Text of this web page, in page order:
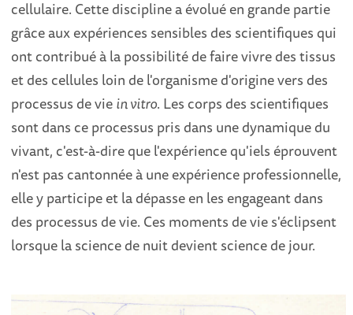
cellulaire. Cette discipline a évolué en grande partie
grâce aux expériences sensibles des scientifiques qui
ont contribué à la possibilité de faire vivre des tissus
et des cellules loin de l'organisme d'origine vers des
processus de viein vitro. Les corps des scientifiques
sont dans ce processus pris dans une dynamique du
vivant, c'est-à-dire que l'expérience qu'iels éprouvent
n'est pas cantonnée à une expérience professionnelle,
elle y participe et la dépasse en les engageant dans
des processus de vie. Ces moments de vie s'éclipsent
lorsque la science de nuit devient science de jour.